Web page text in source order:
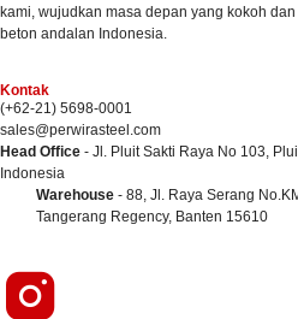
kami, wujudkan masa depan yang kokoh
beton andalan Indonesia.
Kontak
(+62-21) 5698-0001
sales@perwirasteel.com
Head Office - Jl. Pluit Sakti Raya No 103,
Indonesia
Warehouse - 88, Jl. Raya Serang
Tangerang Regency, Banten 15610